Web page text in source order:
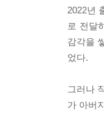
2022년
로 전달
감각을
었다.
그러나
가 아버